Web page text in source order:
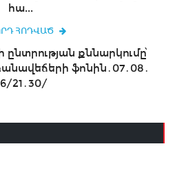
հա...
ՀՈԴՎԱԾ
քննարկումը՝
ֆոնին․07․08․
21․30/